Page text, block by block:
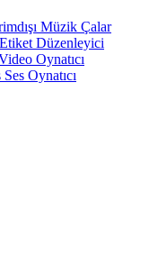
Müzik Çalar
Düzenleyici
Oynatıcı
Oynatıcı